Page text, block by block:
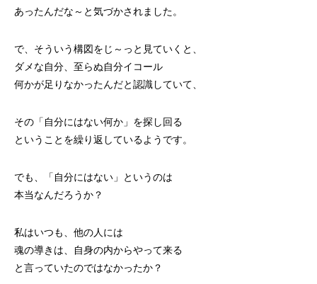
あったんだな～と気づかされました。
で、そういう構図をじ～っと見ていくと、
ダメな自分、至らぬ自分イコール
何かが足りなかったんだと認識していて、
その「自分にはない何か」を探し回る
ということを繰り返しているようです。
でも、「自分にはない」というのは
本当なんだろうか？
私はいつも、他の人には
魂の導きは、自身の内からやって来る
と言っていたのではなかったか？